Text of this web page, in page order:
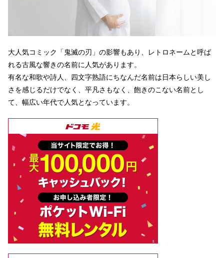
大人気コミック「鬼滅の刃」の影響もあり、レトロネームと呼ば
れる古風な響きの名前に人気があります。
有名な和歌や詩人、四文字熟語にちなんだ名前は日本らしい美し
さを感じるだけでなく、平凡さもなく、飽きのこない名前とし
て、幅広い年代で人気となっています。